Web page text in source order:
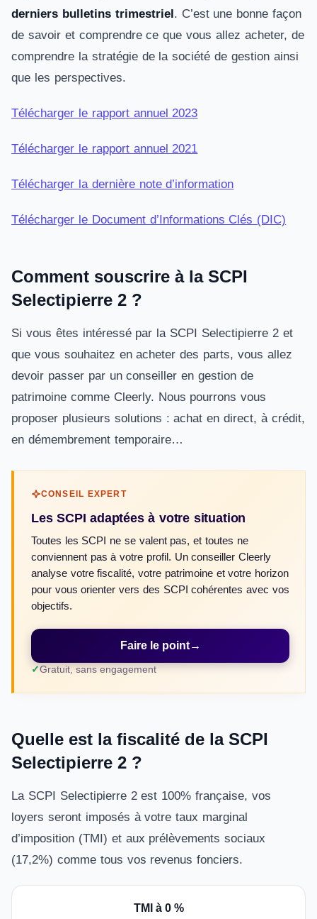
derniers bulletins trimestriel. C’est une bonne façon
de savoir et comprendre ce que vous allez acheter, de
comprendre la stratégie de la société de gestion ainsi
que les perspectives.
Télécharger le rapport annuel 2023
Télécharger le rapport annuel 2021
Télécharger la dernière note d’information
Télécharger le Document d’Informations Clés (DIC)
Comment souscrire à la SCPI
Selectipierre 2 ?
Si vous êtes intéressé par la SCPI Selectipierre 2 et
que vous souhaitez en acheter des parts, vous allez
devoir passer par un conseiller en gestion de
patrimoine comme Cleerly. Nous pourrons vous
proposer plusieurs solutions : achat en direct, à crédit,
en démembrement temporaire…
CONSEIL EXPERT
Les SCPI adaptées à votre situation
Toutes les SCPI ne se valent pas, et toutes ne
conviennent pas à votre profil. Un conseiller Cleerly
analyse votre fiscalité, votre patrimoine et votre horizon
pour vous orienter vers des SCPI cohérentes avec vos
objectifs.
Faire le point→
Gratuit, sans engagement
Quelle est la fiscalité de la SCPI
Selectipierre 2 ?
La SCPI Selectipierre 2 est 100% française, vos
loyers seront imposés à votre taux marginal
d’imposition (TMI) et aux prélèvements sociaux
(17,2%) comme tous vos revenus fonciers.
TMI à 0 %